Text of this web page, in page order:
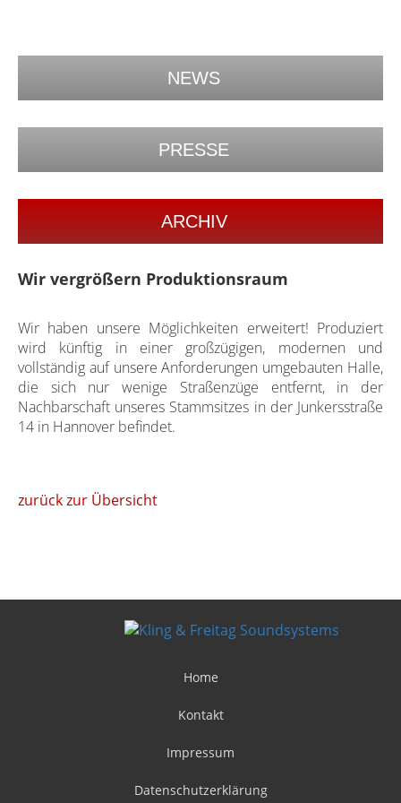
NEWS
PRESSE
ARCHIV
Wir vergrößern Produktionsraum
Wir haben unsere Möglichkeiten erweitert! Produziert
wird künftig in einer großzügigen, modernen und
vollständig auf unsere Anforderungen umgebauten Halle,
die sich nur wenige Straßenzüge entfernt, in der
Nachbarschaft unseres Stammsitzes in der Junkersstraße
14 in Hannover befindet.
zurück zur Übersicht
Home
Kontakt
Impressum
Datenschutzerklärung